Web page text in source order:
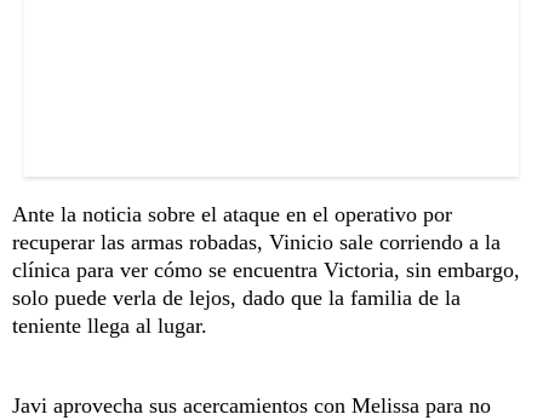
Ante la noticia sobre el ataque en el operativo por
recuperar las armas robadas, Vinicio sale corriendo a la
clínica para ver cómo se encuentra Victoria, sin embargo,
solo puede verla de lejos, dado que la familia de la
teniente llega al lugar.
Javi aprovecha sus acercamientos con Melissa para no